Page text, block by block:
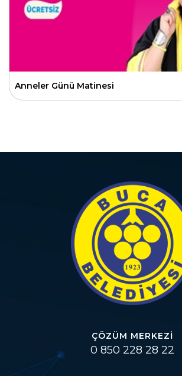
Anneler Günü Matinesi
ÇÖZÜM MERKEZI
0 850 228 28 22